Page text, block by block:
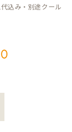
込み・別途クール